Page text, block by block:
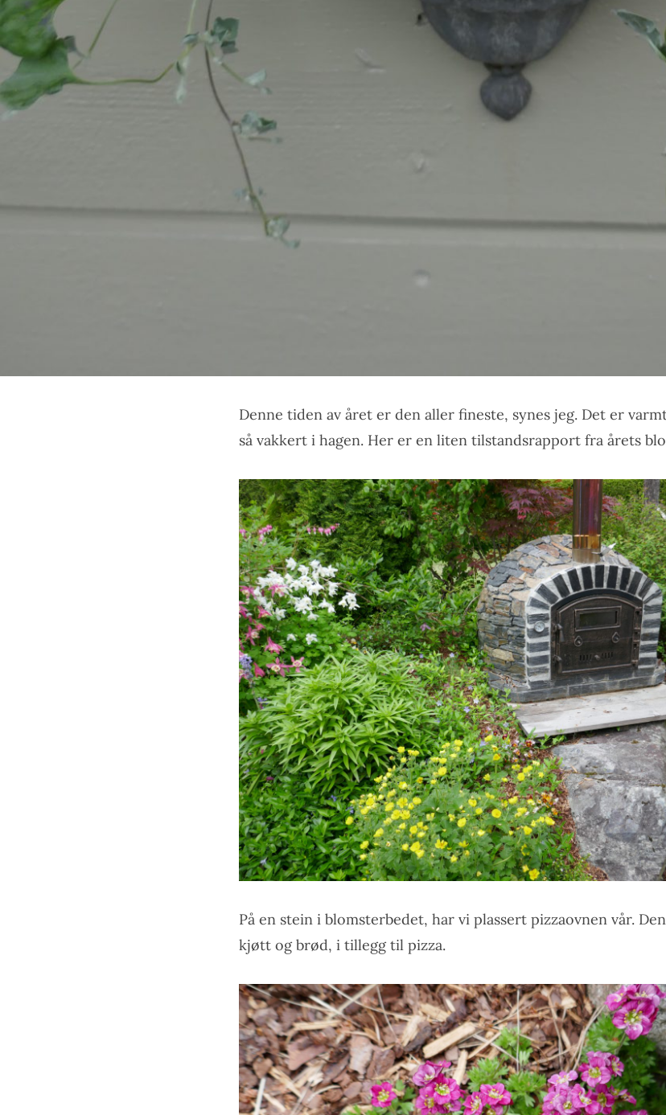
Denne tiden av året er den aller fineste, synes jeg. Det er
så vakkert i hagen. Her er en liten tilstandsrapport fra årets
På en stein i blomsterbedet, har vi plassert pizzaovnen vår.
kjøtt og brød, i tillegg til pizza.